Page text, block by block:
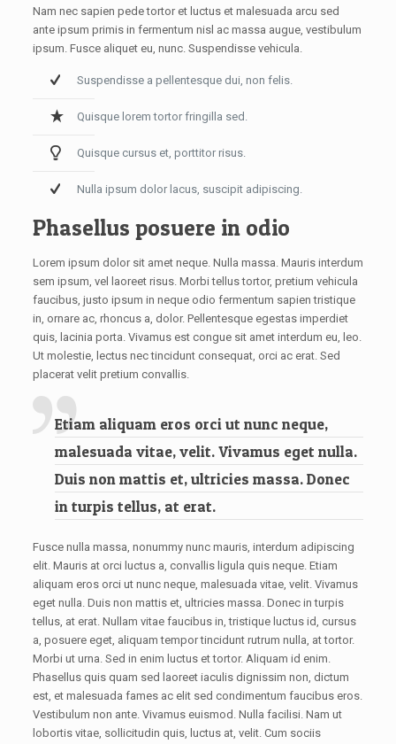
Nam nec sapien pede tortor et luctus et malesuada arcu sed
ante ipsum primis in fermentum nisl ac massa augue, vestibulum
ipsum. Fusce aliquet eu, nunc. Suspendisse vehicula.
Suspendisse a pellentesque dui, non felis.
Quisque lorem tortor fringilla sed.
Quisque cursus et, porttitor risus.
Nulla ipsum dolor lacus, suscipit adipiscing.
Phasellus posuere in odio
Lorem ipsum dolor sit amet neque. Nulla massa. Mauris interdum
sem ipsum, vel laoreet risus. Morbi tellus tortor, pretium vehicula
faucibus, justo ipsum in neque odio fermentum sapien tristique
in, ornare ac, rhoncus a, dolor. Pellentesque egestas imperdiet
quis, lacinia porta. Vivamus est congue sit amet interdum eu, leo.
Ut molestie, lectus nec tincidunt consequat, orci ac erat. Sed
placerat velit pretium convallis.
Etiam aliquam eros orci ut nunc neque,
malesuada vitae, velit. Vivamus eget nulla.
Duis non mattis et, ultricies massa. Donec
in turpis tellus, at erat.
Fusce nulla massa, nonummy nunc mauris, interdum adipiscing
elit. Mauris at orci luctus a, convallis ligula quis neque. Etiam
aliquam eros orci ut nunc neque, malesuada vitae, velit. Vivamus
eget nulla. Duis non mattis et, ultricies massa. Donec in turpis
tellus, at erat. Nullam vitae faucibus in, tristique luctus id, cursus
a, posuere eget, aliquam tempor tincidunt rutrum nulla, at tortor.
Morbi ut urna. Sed in enim luctus et tortor. Aliquam id enim.
Phasellus quis quam sed laoreet iaculis dignissim non, dictum
est, et malesuada fames ac elit sed condimentum faucibus eros.
Vestibulum non ante. Vivamus euismod. Nulla facilisi. Nam ut
lobortis vitae, sollicitudin quis, luctus at, velit. Cum sociis